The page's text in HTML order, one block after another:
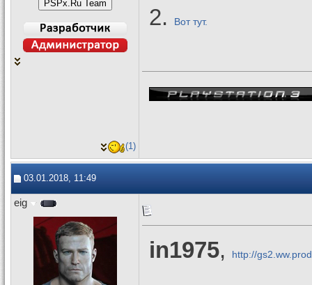
2. Вот тут.
(1)
03.01.2018, 11:49
eig
in1975, http://